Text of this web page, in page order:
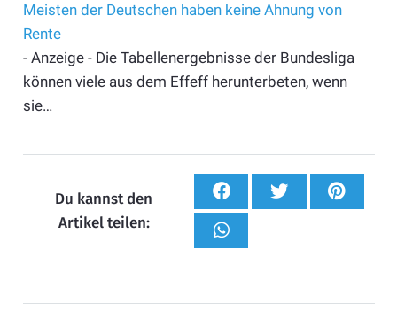
Meisten der Deutschen haben keine Ahnung von
Rente
- Anzeige - Die Tabellenergebnisse der Bundesliga
können viele aus dem Effeff herunterbeten, wenn
sie…
Du kannst den
Artikel teilen: